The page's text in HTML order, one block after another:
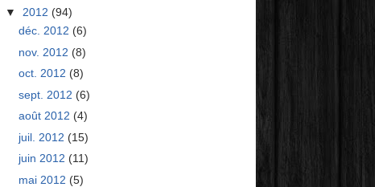
▼ 2012 (94)
déc. 2012 (6)
nov. 2012 (8)
oct. 2012 (8)
sept. 2012 (6)
août 2012 (4)
juil. 2012 (15)
juin 2012 (11)
mai 2012 (5)